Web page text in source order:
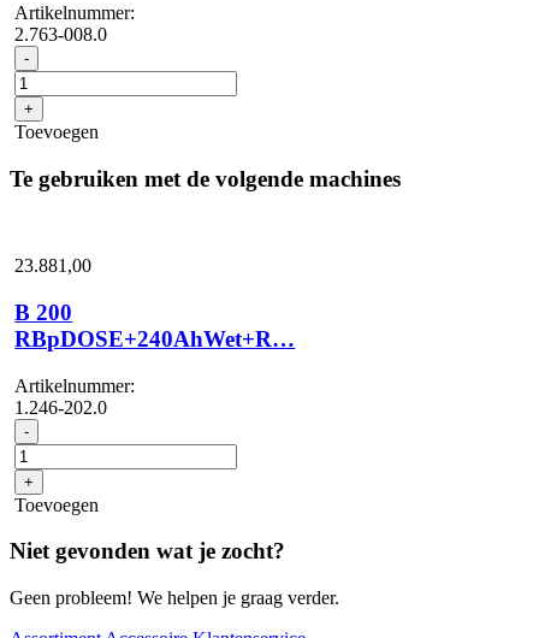
Artikelnummer:
2.763-008.0
- Borstelkop
D90
S
aantal
+
Toevoegen
Te gebruiken met de volgende machines
23.881,00
B 200
RBpDOSE+240AhWet+R…
Artikelnummer:
1.246-202.0
- B
200
RBpDOSE+240AhWet+R...
aantal
+
Toevoegen
Niet gevonden wat je zocht?
Geen probleem! We helpen je graag verder.